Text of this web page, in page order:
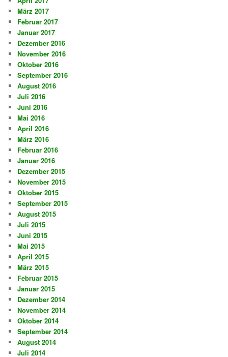
März 2017
Februar 2017
Januar 2017
Dezember 2016
November 2016
Oktober 2016
September 2016
August 2016
Juli 2016
Juni 2016
Mai 2016
April 2016
März 2016
Februar 2016
Januar 2016
Dezember 2015
November 2015
Oktober 2015
September 2015
August 2015
Juli 2015
Juni 2015
Mai 2015
April 2015
März 2015
Februar 2015
Januar 2015
Dezember 2014
November 2014
Oktober 2014
September 2014
August 2014
Juli 2014